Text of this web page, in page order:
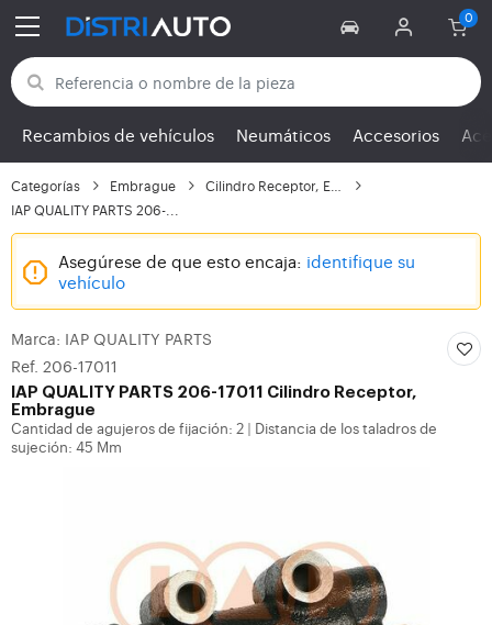
Volver a las categorías
Recambios de vehículos Neumáticos Accesorios
Categorías Embrague
IAP QUALITY PARTS 206-...
Asegúrese de que esto encaja: identifique su
vehículo
Marca: IAP QUALITY PARTS
Ref. 206-17011
IAP QUALITY PARTS 206-17011 Cilindro Receptor,
Embrague
Cantidad de agujeros de fijación: 2
Distancia de los taladros de
sujeción: 45 Mm